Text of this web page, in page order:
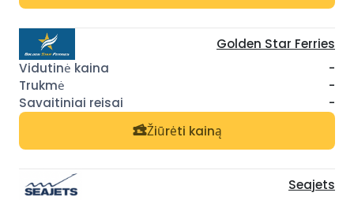
Golden Star Ferries
-
-
-
Žiūrėti kainą
Seajets